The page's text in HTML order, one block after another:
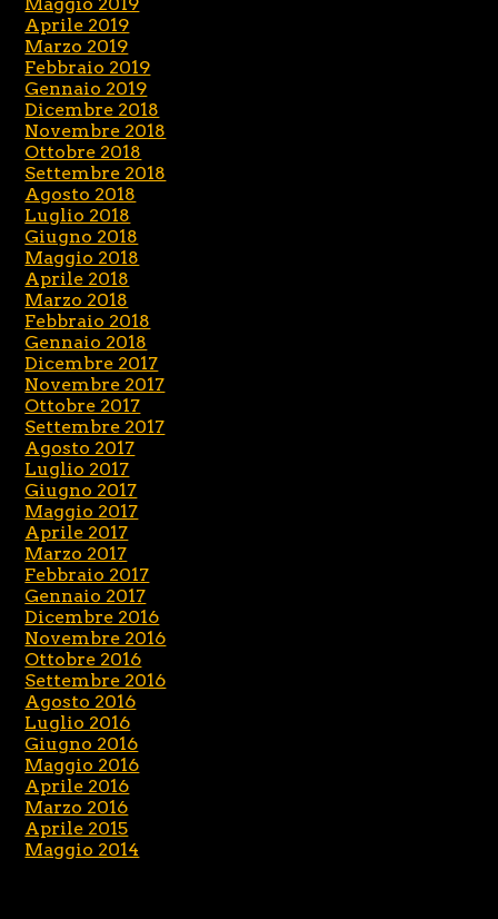
Aprile 2019
Marzo 2019
Febbraio 2019
Gennaio 2019
Dicembre 2018
Novembre 2018
Ottobre 2018
Settembre 2018
Agosto 2018
Luglio 2018
Giugno 2018
Maggio 2018
Aprile 2018
Marzo 2018
Febbraio 2018
Gennaio 2018
Dicembre 2017
Novembre 2017
Ottobre 2017
Settembre 2017
Agosto 2017
Luglio 2017
Giugno 2017
Maggio 2017
Aprile 2017
Marzo 2017
Febbraio 2017
Gennaio 2017
Dicembre 2016
Novembre 2016
Ottobre 2016
Settembre 2016
Agosto 2016
Luglio 2016
Giugno 2016
Maggio 2016
Aprile 2016
Marzo 2016
Aprile 2015
Maggio 2014